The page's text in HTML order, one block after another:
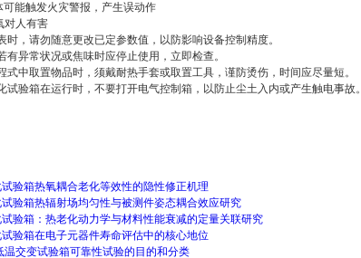
能触发火灾警报，产生误动作
人有害
，请勿随意更改已定参数值，以防影响设备控制精度。
异常状况或焦味时应停止使用，立即检查。
中取置物品时，须戴耐热手套或取置工具，谨防烫伤，时间应尽量短。
验箱在运行时，不要打开电气控制箱，以防止尘土入内或产生触电事故。
验箱热氧耦合老化等效性的隐性修正机理
验箱热辐射场均匀性与被测件姿态耦合效应研究
验箱：热老化动力学与材料性能衰减的定量关联研究
验箱在电子元器件寿命评估中的核心地位
温交变试验箱可靠性试验的目的和分类